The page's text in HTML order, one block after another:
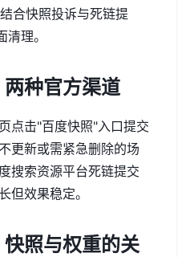
结合快照投诉与死链提
理。
种官方渠道
点击"百度快照"入口提交
更新或需紧急删除的场
搜索资源平台死链提交
但效果稳定。
照与权重的关